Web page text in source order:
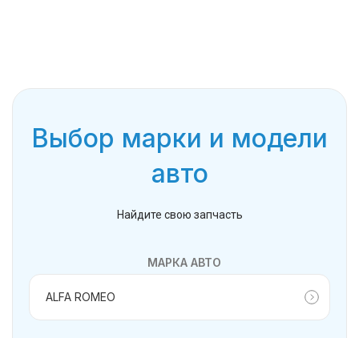
Выбор марки и модели
авто
Найдите свою запчасть
МАРКА АВТО